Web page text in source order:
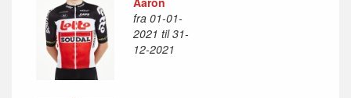
fra 01-01-
2021 til 31-
12-2021